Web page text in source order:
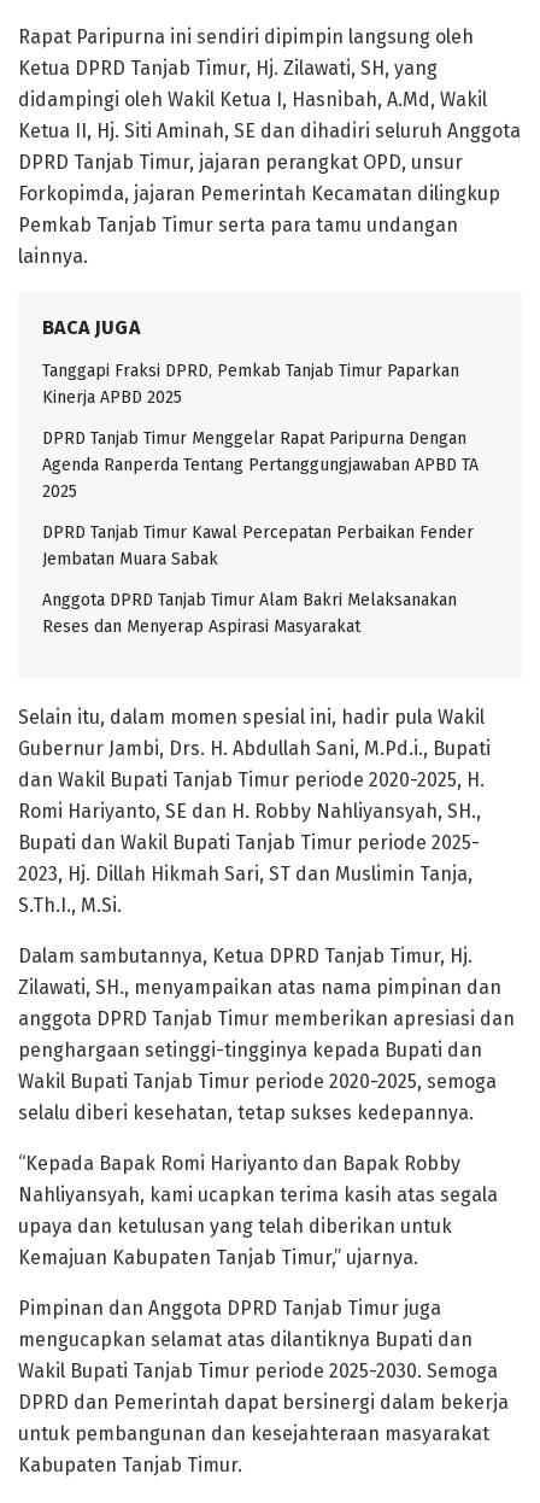
Rapat Paripurna ini sendiri dipimpin langsung oleh
Ketua DPRD Tanjab Timur, Hj. Zilawati, SH, yang
didampingi oleh Wakil Ketua I, Hasnibah, A.Md, Wakil
Ketua II, Hj. Siti Aminah, SE dan dihadiri seluruh Anggota
DPRD Tanjab Timur, jajaran perangkat OPD, unsur
Forkopimda, jajaran Pemerintah Kecamatan dilingkup
Pemkab Tanjab Timur serta para tamu undangan
lainnya.
BACA JUGA
Tanggapi Fraksi DPRD, Pemkab Tanjab Timur Paparkan
Kinerja APBD 2025
DPRD Tanjab Timur Menggelar Rapat Paripurna Dengan
Agenda Ranperda Tentang Pertanggungjawaban APBD TA
2025
DPRD Tanjab Timur Kawal Percepatan Perbaikan Fender
Jembatan Muara Sabak
Anggota DPRD Tanjab Timur Alam Bakri Melaksanakan
Reses dan Menyerap Aspirasi Masyarakat
Selain itu, dalam momen spesial ini, hadir pula Wakil
Gubernur Jambi, Drs. H. Abdullah Sani, M.Pd.i., Bupati
dan Wakil Bupati Tanjab Timur periode 2020-2025, H.
Romi Hariyanto, SE dan H. Robby Nahliyansyah, SH.,
Bupati dan Wakil Bupati Tanjab Timur periode 2025-
2023, Hj. Dillah Hikmah Sari, ST dan Muslimin Tanja,
S.Th.I., M.Si.
Dalam sambutannya, Ketua DPRD Tanjab Timur, Hj.
Zilawati, SH., menyampaikan atas nama pimpinan dan
anggota DPRD Tanjab Timur memberikan apresiasi dan
penghargaan setinggi-tingginya kepada Bupati dan
Wakil Bupati Tanjab Timur periode 2020-2025, semoga
selalu diberi kesehatan, tetap sukses kedepannya.
“Kepada Bapak Romi Hariyanto dan Bapak Robby
Nahliyansyah, kami ucapkan terima kasih atas segala
upaya dan ketulusan yang telah diberikan untuk
Kemajuan Kabupaten Tanjab Timur,” ujarnya.
Pimpinan dan Anggota DPRD Tanjab Timur juga
mengucapkan selamat atas dilantiknya Bupati dan
Wakil Bupati Tanjab Timur periode 2025-2030. Semoga
DPRD dan Pemerintah dapat bersinergi dalam bekerja
untuk pembangunan dan kesejahteraan masyarakat
Kabupaten Tanjab Timur.